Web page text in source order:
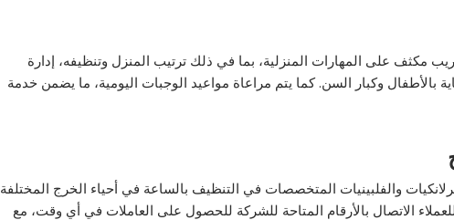
مكثف على المهارات المنزلية، بما في ذلك ترتيب المنزل وتنظيفه، إدارة
بالأطفال وكبار السن. كما يتم مراعاة مواعيد الوجبات اليومية، ما يضمن خدمة
والفلبينيات المتخصصات في التنظيف بالساعة في أحياء الخرج المختلفة
الاتصال بالأرقام المتاحة للشركة للحصول على العاملات في أي وقت، مع